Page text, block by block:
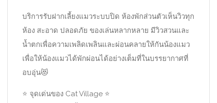
บริการรับฝากเลี้ยงแมวระบบปิด ห้องพักส่วนตัวเห็นวิวทุก
ห้อง สะอาด ปลอดภัย ของเล่นหลากหลาย มีวิวสวนและ
น้ำตกเพื่อความเพลิดเพลินและผ่อนคลายให้กันน้องแมว
เพื่อให้น้องแมวได้พักผ่อนได้อย่างเต็มที่ในบรรยากาศที่
อบอุ่น😻
⭐️ จุดเด่นของ Cat Village ⭐️